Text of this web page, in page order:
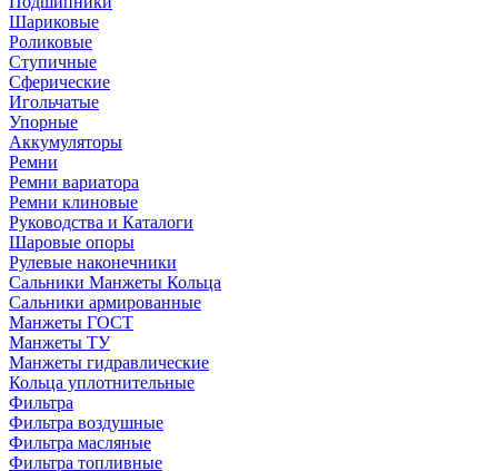
Шариковые
Роликовые
Ступичные
Сферические
Игольчатые
Упорные
Аккумуляторы
Ремни
Ремни вариатора
Ремни клиновые
Руководства и Каталоги
Шаровые опоры
Рулевые наконечники
Сальники Манжеты Кольца
Сальники армированные
Манжеты ГОСТ
Манжеты ТУ
Манжеты гидравлические
Кольца уплотнительные
Фильтра
Фильтра воздушные
Фильтра масляные
Фильтра топливные